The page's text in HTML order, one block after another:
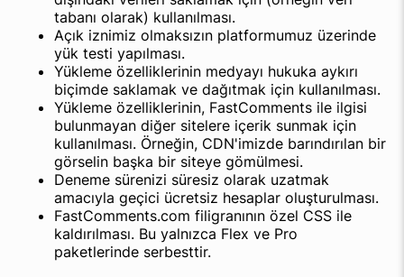
tabanı olarak) kullanılması.
Açık iznimiz olmaksızın platformumuz üzerinde
yük testi yapılması.
Yükleme özelliklerinin medyayı hukuka aykırı
biçimde saklamak ve dağıtmak için kullanılması.
Yükleme özelliklerinin, FastComments ile ilgisi
bulunmayan diğer sitelere içerik sunmak için
kullanılması. Örneğin, CDN'imizde barındırılan bir
görselin başka bir siteye gömülmesi.
Deneme sürenizi süresiz olarak uzatmak
amacıyla geçici ücretsiz hesaplar oluşturulması.
FastComments.com filigranının özel CSS ile
kaldırılması. Bu yalnızca Flex ve Pro
paketlerinde serbesttir.